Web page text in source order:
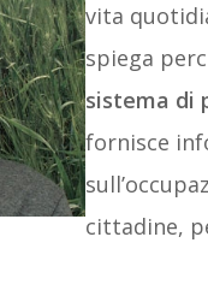
vita
spiega
sistema di
fornisce
cittadine,